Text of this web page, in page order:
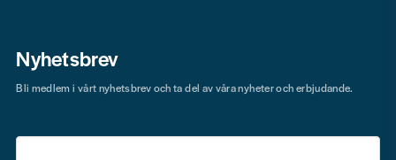
Nyhetsbrev
Bli medlem i vårt nyhetsbrev och ta del av våra nyheter och erbjudande.